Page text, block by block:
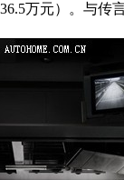
万元）。与传